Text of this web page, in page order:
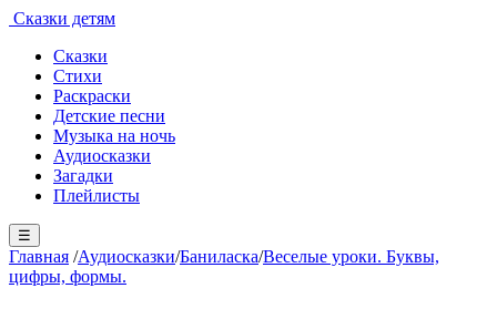
Сказки детям
Сказки
Стихи
Раскраски
Детские песни
Музыка на ночь
Аудиосказки
Загадки
Плейлисты
☰
Главная /Аудиосказки/Баниласка/Веселые уроки. Буквы,
цифры, формы.